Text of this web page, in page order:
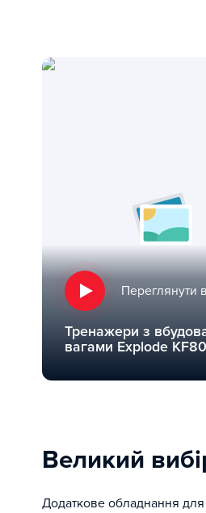
Переглянути
Тренажери з
вагами Explode
Великий
Додаткове обладнання